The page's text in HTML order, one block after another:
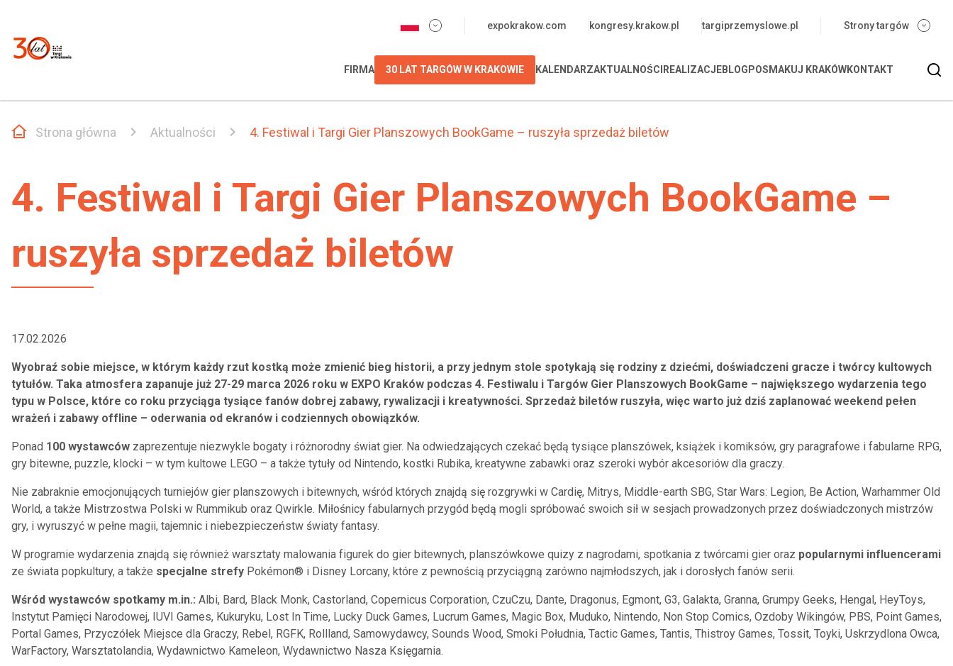
expokrakow.com kongresy.krakow.pl targiprzemyslowe.pl Strony targów
FIRMA 30 LAT TARGÓW W KRAKOWIE KALENDARZAKTUALNOŚCI REALIZACJEBLOG POSMAKUJ KRAKÓWKONTAKT
Strona główna Aktualności 4. Festiwal i Targi Gier Planszowych BookGame – ruszyła sprzedaż biletów
4. Festiwal i Targi Gier Planszowych BookGame –
ruszyła sprzedaż biletów
17.02.2026
Wyobraź sobie miejsce, w którym każdy rzut kostką może zmienić bieg historii, a przy jednym stole spotykają się rodziny z dziećmi, doświadczeni gracze i twórcy kultowych
tytułów. Taka atmosfera zapanuje już 27-29 marca 2026 roku w EXPO Kraków podczas 4. Festiwalu i Targów Gier Planszowych BookGame – największego wydarzenia tego
typu w Polsce, które co roku przyciąga tysiące fanów dobrej zabawy, rywalizacji i kreatywności. Sprzedaż biletów ruszyła, więc warto już dziś zaplanować weekend pełen
wrażeń i zabawy offline – oderwania od ekranów i codziennych obowiązków.
Ponad 100 wystawców zaprezentuje niezwykle bogaty i różnorodny świat gier. Na odwiedzających czekać będą tysiące planszówek, książek i komiksów, gry paragrafowe i fabularne RPG,
gry bitewne, puzzle, klocki – w tym kultowe LEGO – a także tytuły od Nintendo, kostki Rubika, kreatywne zabawki oraz szeroki wybór akcesoriów dla graczy.
Nie zabraknie emocjonujących turniejów gier planszowych i bitewnych, wśród których znajdą się rozgrywki w Cardię, Mitrys, Middle-earth SBG, Star Wars: Legion, Be Action, Warhammer Old
World, a także Mistrzostwa Polski w Rummikub oraz Qwirkle. Miłośnicy fabularnych przygód będą mogli spróbować swoich sił w sesjach prowadzonych przez doświadczonych mistrzów
gry, i wyruszyć w pełne magii, tajemnic i niebezpieczeństw światy fantasy.
W programie wydarzenia znajdą się również warsztaty malowania figurek do gier bitewnych, planszówkowe quizy z nagrodami, spotkania z twórcami gier oraz popularnymi influencerami
ze świata popkultury, a także specjalne strefy Pokémon® i Disney Lorcany, które z pewnością przyciągną zarówno najmłodszych, jak i dorosłych fanów serii.
Wśród wystawców spotkamy m.in.: Albi, Bard, Black Monk, Castorland, Copernicus Corporation, CzuCzu, Dante, Dragonus, Egmont, G3, Galakta, Granna, Grumpy Geeks, Hengal, HeyToys,
Instytut Pamięci Narodowej, IUVI Games, Kukuryku, Lost In Time, Lucky Duck Games, Lucrum Games, Magic Box, Muduko, Nintendo, Non Stop Comics, Ozdoby Wikingów, PBS, Point Games,
Portal Games, Przyczółek Miejsce dla Graczy, Rebel, RGFK, Rollland, Samowydawcy, Sounds Wood, Smoki Południa, Tactic Games, Tantis, Thistroy Games, Tossit, Toyki, Uskrzydlona Owca,
WarFactory, Warsztatolandia, Wydawnictwo Kameleon, Wydawnictwo Nasza Księgarnia.